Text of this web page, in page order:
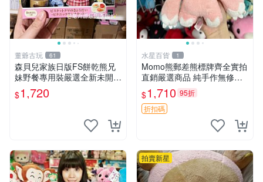
董爺古玩 61
森貝兒家族日版FS餅乾熊兄
妹野餐專用裝嚴選全新未開
封，包含兩組大童款紙盒裝，
適合收藏與分享。 餅乾熊兄
$1,720
水星百貨 1
Momo熊郵差熊標牌齊全實拍
直銷嚴選商品 純手作無修圖
可收藏 郵差熊 Momo熊 標牌
商品
$1,710 95折
折扣碼
拍賣新星